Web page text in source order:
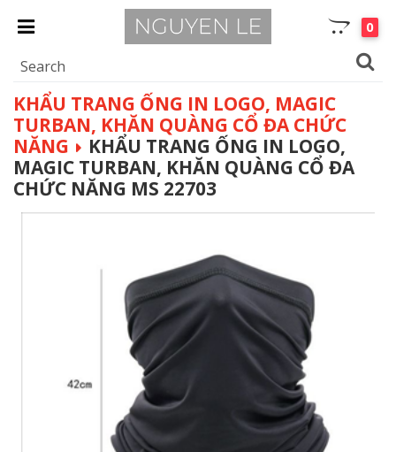
0
KHẨU TRANG ỐNG IN LOGO, MAGIC
TURBAN, KHĂN QUÀNG CỔ ĐA CHỨC
NĂNG
KHẨU TRANG ỐNG IN LOGO,
MAGIC TURBAN, KHĂN QUÀNG CỔ ĐA
CHỨC NĂNG MS 22703